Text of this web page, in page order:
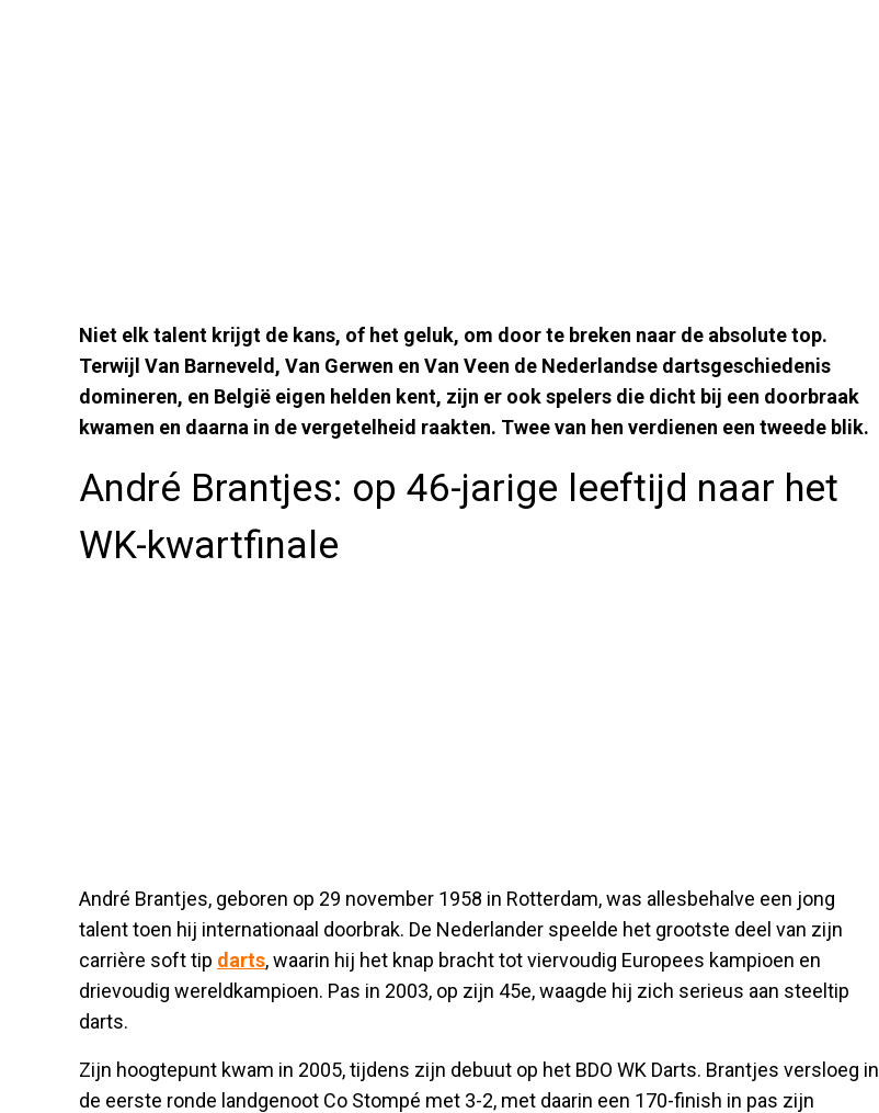
Niet elk talent krijgt de kans, of het geluk, om door te breken naar de absolute top.
Terwijl Van Barneveld, Van Gerwen en Van Veen de Nederlandse dartsgeschiedenis
domineren, en België eigen helden kent, zijn er ook spelers die dicht bij een doorbraak
kwamen en daarna in de vergetelheid raakten. Twee van hen verdienen een tweede blik.
André Brantjes: op 46-jarige leeftijd naar het
WK-kwartfinale
André Brantjes, geboren op 29 november 1958 in Rotterdam, was allesbehalve een jong
talent toen hij internationaal doorbrak. De Nederlander speelde het grootste deel van zijn
carrière soft tip darts, waarin hij het knap bracht tot viervoudig Europees kampioen en
drievoudig wereldkampioen. Pas in 2003, op zijn 45e, waagde hij zich serieus aan steeltip
darts.
Zijn hoogtepunt kwam in 2005, tijdens zijn debuut op het BDO WK Darts. Brantjes versloeg in
de eerste ronde landgenoot Co Stompé met 3-2, met daarin een 170-finish in pas zijn